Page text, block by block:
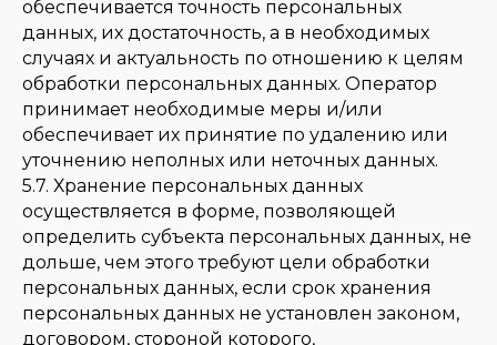
обеспечивается точность персональных
данных, их достаточность, а в необходимых
случаях и актуальность по отношению к целям
обработки персональных данных. Оператор
принимает необходимые меры и/или
обеспечивает их принятие по удалению или
уточнению неполных или неточных данных.
5.7. Хранение персональных данных
осуществляется в форме, позволяющей
определить субъекта персональных данных, не
дольше, чем этого требуют цели обработки
персональных данных, если срок хранения
персональных данных не установлен законом,
договором, стороной которого,